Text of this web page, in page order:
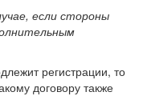
если стороны
регистрации, то
договору также